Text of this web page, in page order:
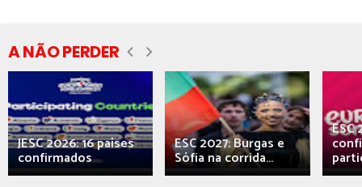
A NÃO PERDER
JESC 2026: 16 países
confirmados
ESC 2027: Burgas e
Sófia na corrida...
ESC